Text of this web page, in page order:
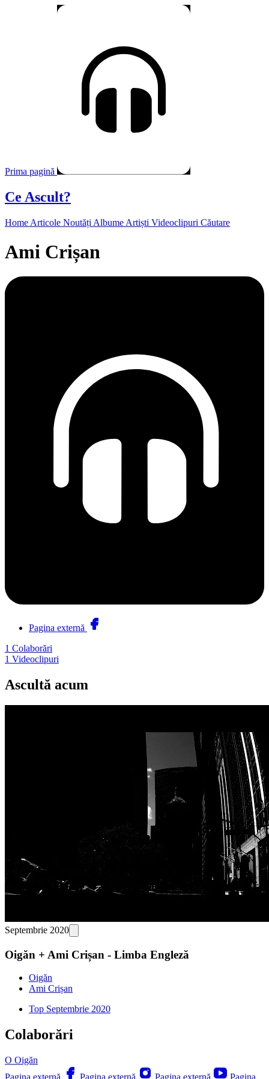
Prima pagină
Ce Ascult?
Home Articole Noutăți Albume Artiști Videoclipuri Căutare
Ami Crișan
Pagina externă
1 Colaborări
1 Videoclipuri
Ascultă acum
Septembrie 2020
Oigăn + Ami Crișan - Limba Engleză
Oigăn
Ami Crișan
Top Septembrie 2020
Colaborări
O Oigăn